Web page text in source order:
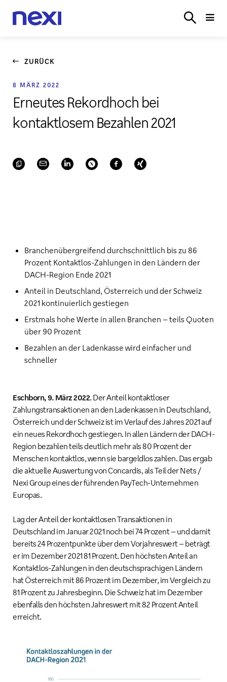
ZURÜCK
8 MÄRZ 2022
Erneutes Rekordhoch bei
kontaktlosem Bezahlen 2021
Branchenübergreifend durchschnittlich bis zu 86
Prozent Kontaktlos-Zahlungen in den Ländern der
DACH-Region Ende 2021
Anteil in Deutschland, Österreich und der Schweiz
2021 kontinuierlich gestiegen
Erstmals hohe Werte in allen Branchen – teils Quoten
über 90 Prozent
Bezahlen an der Ladenkasse wird einfacher und
schneller
Eschborn, 9. März 2022. Der Anteil kontaktloser
Zahlungstransaktionen an den Ladenkassen in Deutschland,
Österreich und der Schweiz ist im Verlauf des Jahres 2021 auf
ein neues Rekordhoch gestiegen. In allen Ländern der DACH-
Region bezahlen teils deutlich mehr als 80 Prozent der
Menschen kontaktlos, wenn sie bargeldlos zahlen. Das ergab
die aktuelle Auswertung von Concardis, als Teil der Nets /
Nexi Group eines der führenden PayTech-Unternehmen
Europas.
Lag der Anteil der kontaktlosen Transaktionen in
Deutschland im Januar 2021 noch bei 74 Prozent – und damit
bereits 24 Prozentpunkte über dem Vorjahreswert – beträgt
er im Dezember 2021 81 Prozent. Den höchsten Anteil an
Kontaktlos-Zahlungen in den deutschsprachigen Ländern
hat Österreich mit 86 Prozent im Dezember, im Vergleich zu
81 Prozent zu Jahresbeginn. Die Schweiz hat im Dezember
ebenfalls den höchsten Jahreswert mit 82 Prozent Anteil
erreicht.